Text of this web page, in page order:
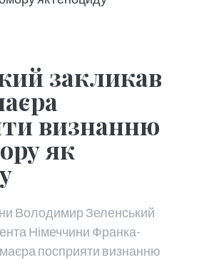
закликав
визнанню
як
Володимир Зеленський
Німеччини Франка-
посприяти визнанню